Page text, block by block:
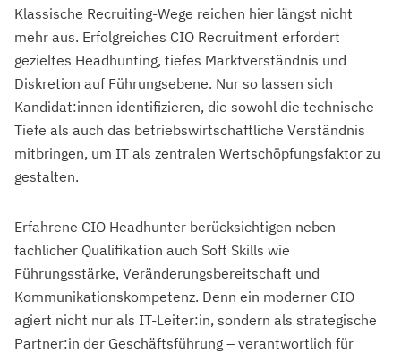
Klassische Recruiting-Wege reichen hier längst nicht
mehr aus. Erfolgreiches CIO Recruitment erfordert
gezieltes Headhunting, tiefes Marktverständnis und
Diskretion auf Führungsebene. Nur so lassen sich
Kandidat:innen identifizieren, die sowohl die technische
Tiefe als auch das betriebswirtschaftliche Verständnis
mitbringen, um IT als zentralen Wertschöpfungsfaktor zu
gestalten.
Erfahrene CIO Headhunter berücksichtigen neben
fachlicher Qualifikation auch Soft Skills wie
Führungsstärke, Veränderungsbereitschaft und
Kommunikationskompetenz. Denn ein moderner CIO
agiert nicht nur als IT-Leiter:in, sondern als strategische
Partner:in der Geschäftsführung – verantwortlich für